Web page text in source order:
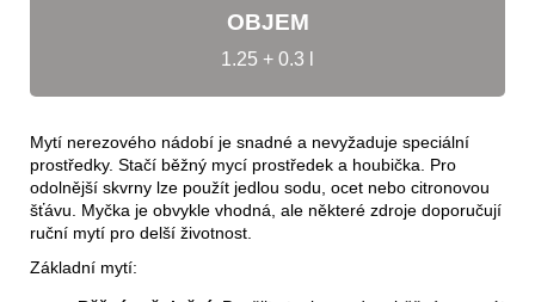
OBJEM
1.25 + 0.3 l
Mytí nerezového nádobí je snadné a nevyžaduje speciální
prostředky. Stačí běžný mycí prostředek a houbička. Pro
odolnější skvrny lze použít jedlou sodu, ocet nebo citronovou
šťávu. Myčka je obvykle vhodná, ale některé zdroje doporučují
ruční mytí pro delší životnost.
Základní mytí: